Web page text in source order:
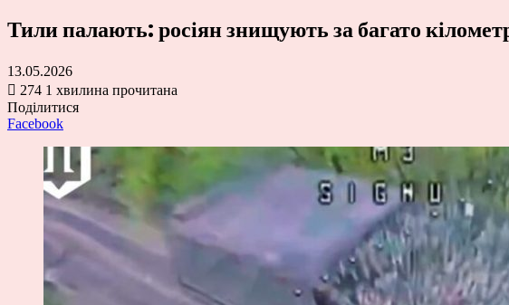
Тили палають: росіян знищують за багато
13.05.2026
274 1 хвилина прочитана
Поділитися
Facebook